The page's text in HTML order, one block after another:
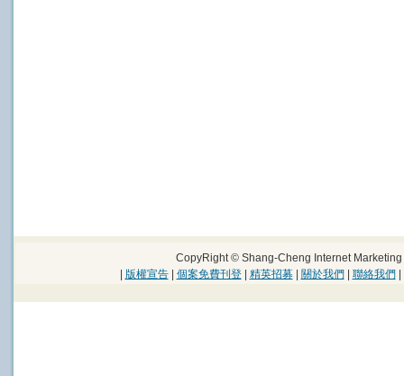
CopyRight © Shang-Cheng Internet
版權宣告| 個案免費刊登| 精英招募| 關於我們 聯絡我們